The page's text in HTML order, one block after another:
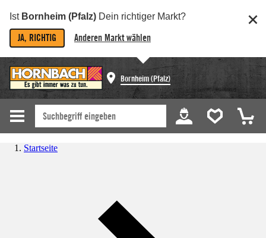
Ist Bornheim (Pfalz) Dein richtiger Markt?
JA, RICHTIG Anderen Markt wählen
Bornheim (Pfalz)
Startseite